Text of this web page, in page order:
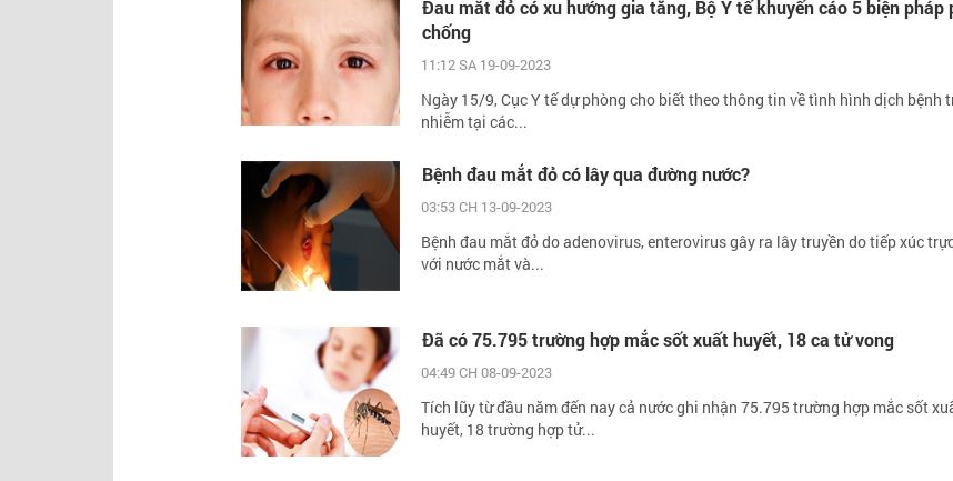
Đau mắt đỏ có xu hướng gia tăng, Bộ Y tế khuyến cáo 5 biện pháp
chống
11:12 SA 19-09-2023
Ngày 15/9, Cục Y tế dự phòng cho biết theo thông tin về tình hình dịch bệnh
nhiễm tại các...
Bệnh đau mắt đỏ có lây qua đường nước?
03:53 CH 13-09-2023
Bệnh đau mắt đỏ do adenovirus, enterovirus gây ra lây truyền do tiếp xúc
với nước mắt và...
Đã có 75.795 trường hợp mắc sốt xuất huyết, 18 ca tử vong
04:49 CH 08-09-2023
Tích lũy từ đầu năm đến nay cả nước ghi nhận 75.795 trường hợp mắc sốt
huyết, 18 trường hợp tử...